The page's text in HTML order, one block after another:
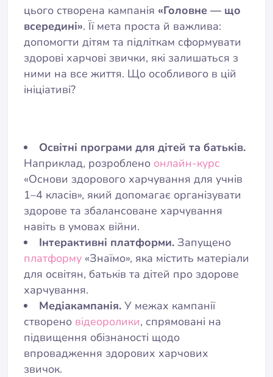
цього створена кампанія «Головне — що
всередині». Її мета проста й важлива:
допомогти дітям та підліткам сформувати
здорові харчові звички, які залишаться з
ними на все життя. Що особливого в цій
ініціативі?
Освітні програми для дітей та батьків.
Наприклад, розроблено онлайн-курс
«Основи здорового харчування для учнів
1–4 класів», який допомагає організувати
здорове та збалансоване харчування
навіть в умовах війни.
Інтерактивні платформи. Запущено
платформу «Знаїмо», яка містить матеріали
для освітян, батьків та дітей про здорове
харчування.
Медіакампанія. У межах кампанії
створено відеоролики, спрямовані на
підвищення обізнаності щодо
впровадження здорових харчових
звичок.